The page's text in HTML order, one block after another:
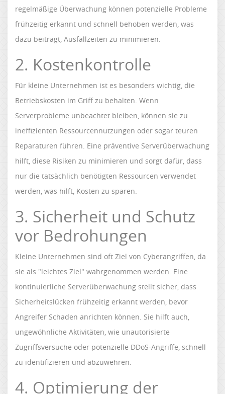
regelmäßige Überwachung können potenzielle Probleme
frühzeitig erkannt und schnell behoben werden, was
dazu beiträgt, Ausfallzeiten zu minimieren.
2. Kostenkontrolle
Für kleine Unternehmen ist es besonders wichtig, die
Betriebskosten im Griff zu behalten. Wenn
Serverprobleme unbeachtet bleiben, können sie zu
ineffizienten Ressourcennutzungen oder sogar teuren
Reparaturen führen. Eine präventive Serverüberwachung
hilft, diese Risiken zu minimieren und sorgt dafür, dass
nur die tatsächlich benötigten Ressourcen verwendet
werden, was hilft, Kosten zu sparen.
3. Sicherheit und Schutz
vor Bedrohungen
Kleine Unternehmen sind oft Ziel von Cyberangriffen, da
sie als "leichtes Ziel" wahrgenommen werden. Eine
kontinuierliche Serverüberwachung stellt sicher, dass
Sicherheitslücken frühzeitig erkannt werden, bevor
Angreifer Schaden anrichten können. Sie hilft auch,
ungewöhnliche Aktivitäten, wie unautorisierte
Zugriffsversuche oder potenzielle DDoS-Angriffe, schnell
zu identifizieren und abzuwehren.
4. Optimierung der